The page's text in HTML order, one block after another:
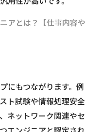
アとは？【仕事内容や
にもつながります。例
ト試験や情報処理安全
ネットワーク関連やセ